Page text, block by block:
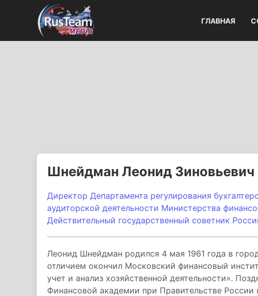
ГЛАВНАЯ
Шнейдман Леонид Зиновьевич
Директор Департамента регулирования
аудиторской деятельности Министерства
Действительный государственный советник
Леонид Шнейдман родился 4 мая 1961 года в
отличием окончил Московский финансовый
учет и анализ хозяйственной деятельности».
Финансовой академии при Правительстве России